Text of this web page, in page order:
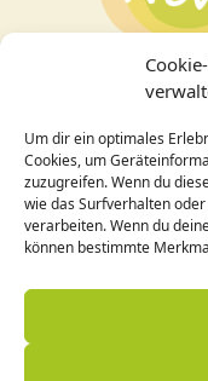
Um dir ein optimales
Cookies, um
zuzugreifen. Wenn du
wie das Surfverhalten
verarbeiten. Wenn du
können bestimmte
Bei Interesse an
Newsletter
Design /